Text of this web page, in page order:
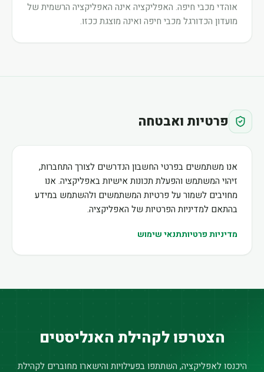
אוהדי מכבי חיפה. האפליקציה אינה האפליקציה הרשמית של
מועדון הכדורגל מכבי חיפה ואינה מוצגת ככזו.
פרטיות ואבטחה
אנו משתמשים בפרטי החשבון הנדרשים לצורך התחברות,
זיהוי המשתמש והפעלת תכונות אישיות באפליקציה. אנו
מחויבים לשמור על פרטיות המשתמשים ולהשתמש במידע
בהתאם למדיניות הפרטיות של האפליקציה.
מדיניות פרטיותתנאי שימוש
הצטרפו לקהילת האנליסטים
היכנסו לאפליקציה, השתתפו בפעילויות והישארו מחוברים לקהילת